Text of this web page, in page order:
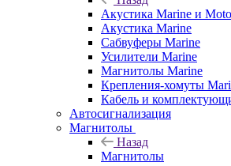
Акустика Marine и Moto
Акустика Marine
Сабвуферы Marine
Усилители Marine
Магнитолы Marine
Крепления-хомуты
Кабель и
Автосигнализация
Магнитолы
Назад
Магнитолы